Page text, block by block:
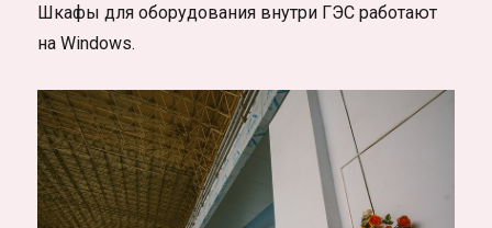
Шкафы для оборудования внутри ГЭС работают
на Windows.